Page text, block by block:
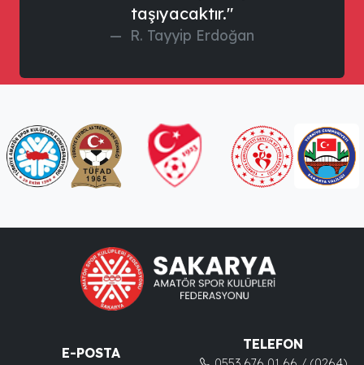
taşıyacaktır."
R. Tayyip Erdoğan
E-POSTA
TELEFON